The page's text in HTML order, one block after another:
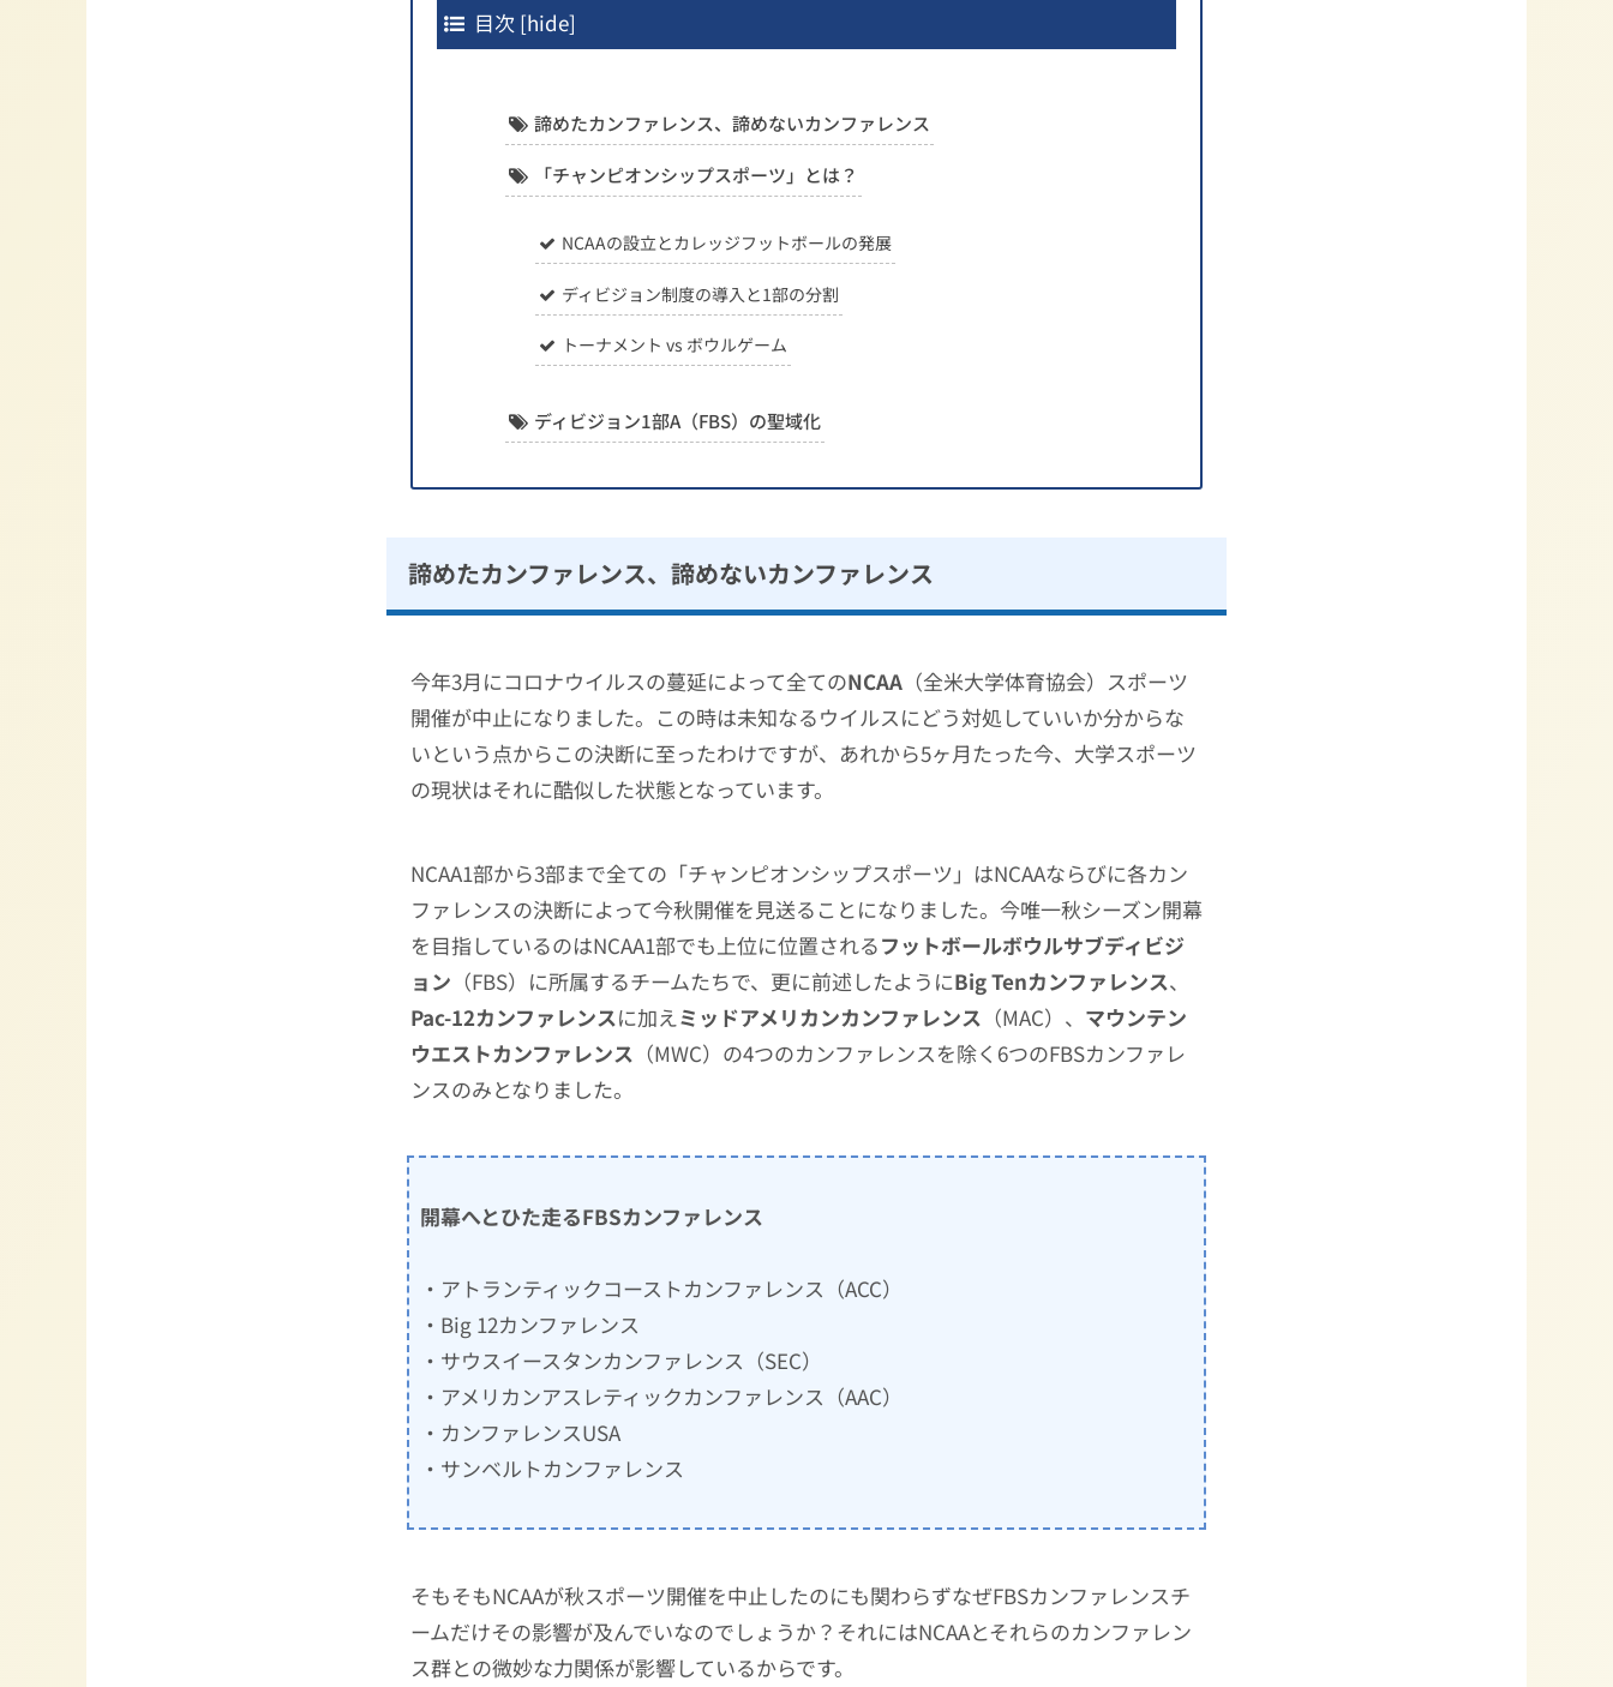
目次 [hide]
諦めたカンファレンス、諦めないカンファレンス
「チャンピオンシップスポーツ」とは？
NCAAの設立とカレッジフットボールの発展
ディビジョン制度の導入と1部の分割
トーナメント vs ボウルゲーム
ディビジョン1部A（FBS）の聖域化
諦めたカンファレンス、諦めないカンファレンス
今年3月にコロナウイルスの蔓延によって全てのNCAA （全米大学体育協会）スポーツ
開催が中止になりました。この時は未知なるウイルスにどう対処していいか分からな
いという点からこの決断に至ったわけですが、あれから5ヶ月たった今、大学スポーツ
の現状はそれに酷似した状態となっています。
NCAA1部から3部まで全ての「チャンピオンシップスポーツ」はNCAAならびに各カン
ファレンスの決断によって今秋開催を見送ることになりました。今唯一秋シーズン開幕
を目指しているのはNCAA1部でも上位に位置されるフットボールボウルサブディビジ
ョン （FBS）に所属するチームたちで、更に前述したようにBig Tenカンファレンス、
Pac-12カンファレンスに加えミッドアメリカンカンファレンス （MAC）、 マウンテン
ウエストカンファレンス （MWC）の4つのカンファレンスを除く6つのFBSカンファレ
ンスのみとなりました。
開幕へとひた走るFBSカンファレンス
・アトランティックコーストカンファレンス（ACC）
・Big 12カンファレンス
・サウスイースタンカンファレンス（SEC）
・アメリカンアスレティックカンファレンス（AAC）
・カンファレンスUSA
・サンベルトカンファレンス
そもそもNCAAが秋スポーツ開催を中止したのにも関わらずなぜFBSカンファレンスチ
ームだけその影響が及んでいなのでしょうか？それにはNCAAとそれらのカンファレン
ス群との微妙な力関係が影響しているからです。